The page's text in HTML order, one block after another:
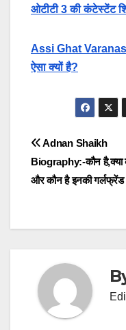
ओटीटी 3 की कंटेस्टेंट
Assi Ghat
ऐसा क्यों है?
Post
Adnan Shaikh
Biography:-कौन है,क्या
और कौन है इनकी गर्लफ्रेंड